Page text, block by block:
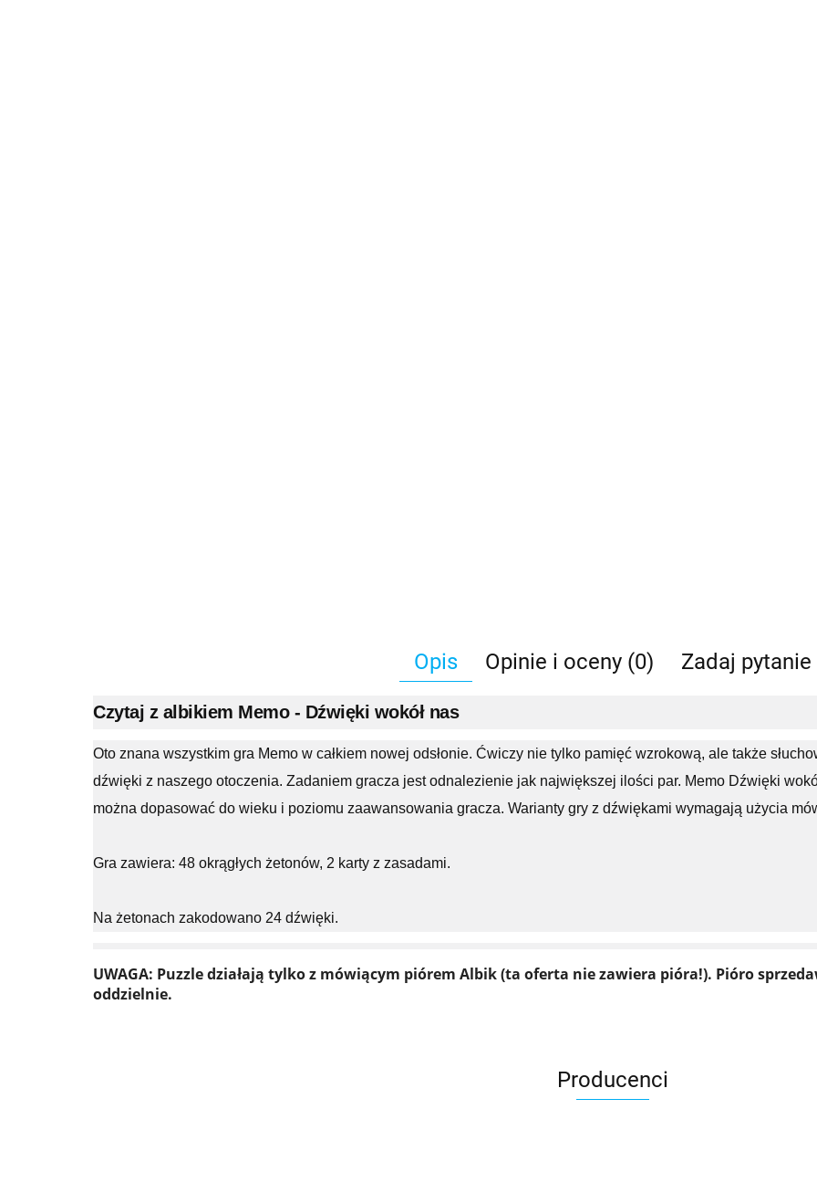
Opis Opinie i oceny (0) Zadaj pytanie
Czytaj z albikiem Memo - Dźwięki wokół nas
Oto znana wszystkim gra Memo w całkiem nowej odsłonie. Ćwiczy nie tylko pamięć wzrokową, ale także
dźwięki z naszego otoczenia. Zadaniem gracza jest odnalezienie jak największej ilości par. Memo Dźwięki
można dopasować do wieku i poziomu zaawansowania gracza. Warianty gry z dźwiękami wymagają użycia
Gra zawiera: 48 okrągłych żetonów, 2 karty z zasadami.
Na żetonach zakodowano 24 dźwięki.
UWAGA: Puzzle działają tylko z mówiącym piórem Albik (ta oferta nie zawiera pióra!). Pióro
oddzielnie.
Producenci